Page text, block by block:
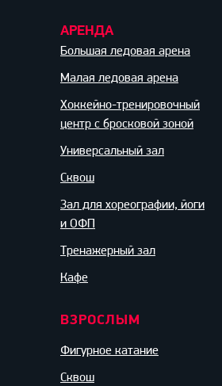
АРЕНДА
Большая ледовая арена
Малая ледовая арена
Хоккейно-тренировочный
центр с бросковой зоной
Универсальный зал
Сквош
Зал для хореографии, йоги
и ОФП
Тренажерный зал
Кафе
ВЗРОСЛЫМ
Фигурное катание
Сквош